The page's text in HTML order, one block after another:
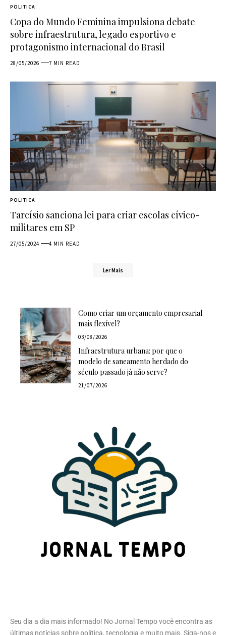
POLITICA
Copa do Mundo Feminina impulsiona debate
sobre infraestrutura, legado esportivo e
protagonismo internacional do Brasil
28/05/2026 7 MIN READ
POLITICA
Tarcísio sanciona lei para criar escolas cívico-
militares em SP
27/05/2024 4 MIN READ
Ler Mais
Como criar um orçamento empresarial
mais flexível?
03/08/2026
Infraestrutura urbana: por que o
modelo de saneamento herdado do
século passado já não serve?
21/07/2026
Seu dia a dia mais informado! No Jornal Tempo você encontra as
últimas notícias sobre política, tecnologia e muito mais. Siga-nos e